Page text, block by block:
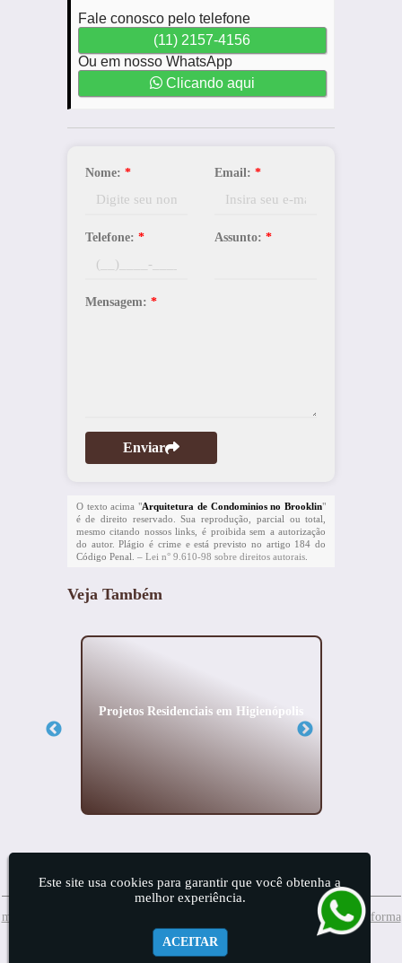
Fale conosco pelo telefone
(11) 2157-4156
Ou em nosso WhatsApp
Clicando aqui
Nome: * Email: *
Telefone: * Assunto: *
Mensagem: *
Enviar
O texto acima "Arquitetura de Condominios no Brooklin"
é de direito reservado. Sua reprodução, parcial ou total,
mesmo citando nossos links, é proibida sem a autorização
do autor. Plágio é crime e está previsto no artigo 184 do
Código Penal. – Lei n° 9.610-98 sobre direitos autorais.
Veja Também
Projetos Residenciais em Higienópolis
meuprojeto@mis.arq.br (11) 2157-4156| Reforma
Este site usa cookies para garantir que você obtenha a
melhor experiência.
ACEITAR